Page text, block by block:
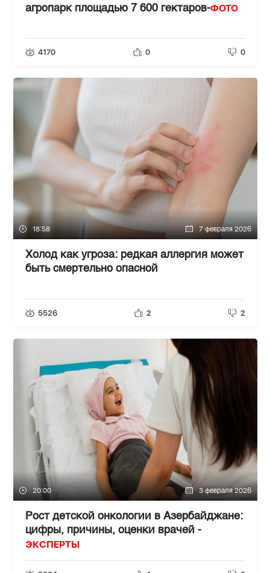
агропарк площадью 7 600 гектаров-ФОТО
4170 0 0
18:58 7 февраля 2026
Холод как угроза: редкая аллергия может
быть смертельно опасной
5526 2 2
20:00 3 февраля 2026
Рост детской онкологии в Азербайджане:
цифры, причины, оценки врачей -
ЭКСПЕРТЫ